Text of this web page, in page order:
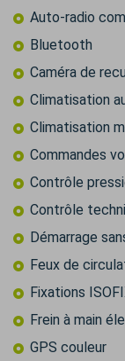
Auto-radio
Bluetooth
Caméra de recul
Climatisation
Climatisation
Commandes
Contrôle
Contrôle
Démarrage
Feux de
Fixations
Frein à main
GPS couleur